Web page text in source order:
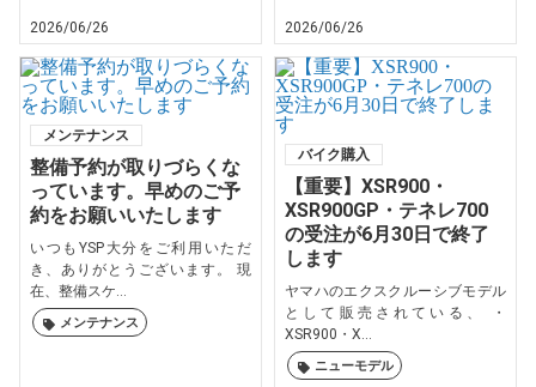
2026/06/26 2026/06/26
メンテナンス
整備予約が取りづらくな
っています。早めのご予
約をお願いいたします
いつもYSP大分をご利用いただ
き、ありがとうございます。 現
在、整備スケ...
メンテナンス
バイク購入
【重要】XSR900・
XSR900GP・テネレ700
の受注が6月30日で終了
します
ヤマハのエクスクルーシブモデル
として販売されている、 ・
XSR900・X...
ニューモデル